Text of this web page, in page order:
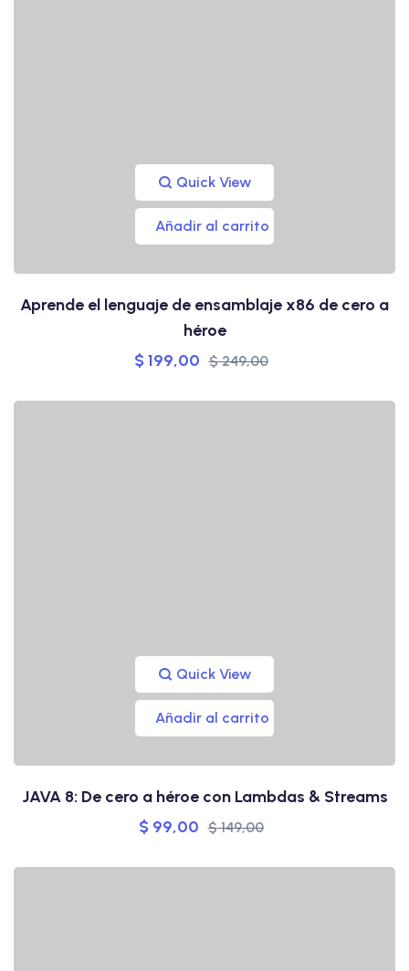
Quick View
Añadir al carrito
Aprende el lenguaje de ensamblaje x86 de cero a
héroe
$249,00
$199,00
Quick View
Añadir al carrito
JAVA 8: De cero a héroe con Lambdas & Streams
$149,00
$99,00